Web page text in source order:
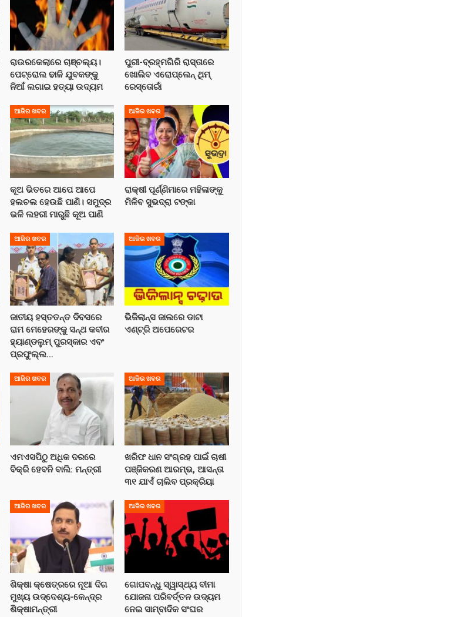
ରାଉରକେଲାରେ ଚାଞ୍ଚଲ୍ୟ।
ପେଟ୍ରୋଲ ଢାଳି ଯୁବକଙ୍କୁ
ନିଆଁ ଲଗାଇ ହତ୍ୟା ଉଦ୍ୟମ
ପୁରୀ-ବ୍ରହ୍ମଗିରି ରାସ୍ତାରେ
ଖୋଲିବ ଏରୋପ୍ଲେନ୍‌ ଥିମ୍‌
ରେସ୍ତୋରାଁ
ଆଜିର ଖବର
କୂଅ ଭିତରେ ଆପେ ଆପେ
ହଲଚଲ ହେଉଛି ପାଣି। ସମୁଦ୍ର
ଭଳି ଲହରୀ ମାରୁଛି କୂଅ ପାଣି
ଆଜିର ଖବର
ରାକ୍ଷୀ ପୂର୍ଣ୍ଣିମାରେ ମହିଳାଙ୍କୁ
ମିଳିବ ସୁଭଦ୍ରା ଟଙ୍କା
ଆଜିର ଖବର
ଜାତୀୟ ହସ୍ତତନ୍ତ ଦିବସରେ
ରାମ ମେହେରଙ୍କୁ ସନ୍ଥ କବୀର
ହ୍ୟାଣ୍ଡଲୁମ୍ ପୁରସ୍କାର ଏବଂ
ପ୍ରଫୁଲ୍ଲ…
ଆଜିର ଖବର
ଭିଜିଲାନ୍ସ ଜାଲରେ ଡାଟା
ଏଣ୍ଟ୍ରି ଅପେରେଟର
ଆଜିର ଖବର
ଏମଏସପିଠୁ ଅଧିକ ଦରରେ
ବିକ୍ରି ହେବନି ବାଲି: ମନ୍ତ୍ରୀ
ଆଜିର ଖବର
ଖରିଫ ଧାନ ସଂଗ୍ରହ ପାଇଁ ଚାଷୀ
ପଞ୍ଜିକରଣ ଆରମ୍ଭ, ଆସନ୍ତା
୩୧ ଯାଏଁ ଚାଲିବ ପ୍ରକ୍ରିୟା
ଆଜିର ଖବର
ଶିକ୍ଷା କ୍ଷେତ୍ରରେ ନୂଆ ଦିଗ
ମୁଖ୍ୟ ଉଦ୍ଦେଶ୍ୟ-କେନ୍ଦ୍ର
ଶିକ୍ଷାମନ୍ତ୍ରୀ
ଆଜିର ଖବର
ଗୋପବନ୍ଧୁ ସ୍ୱାସ୍ଥ୍ୟ ବୀମା
ଯୋଜନା ପରିବର୍ତ୍ତନ ଉଦ୍ୟମ
ନେଇ ସାମ୍ବାଦିକ ସଂଘର